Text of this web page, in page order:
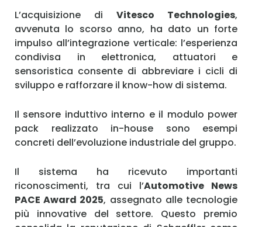
L’acquisizione di Vitesco Technologies,
avvenuta lo scorso anno, ha dato un forte
impulso all’integrazione verticale: l’esperienza
condivisa in elettronica, attuatori e
sensoristica consente di abbreviare i cicli di
sviluppo e rafforzare il know-how di sistema.
Il sensore induttivo interno e il modulo power
pack realizzato in-house sono esempi
concreti dell’evoluzione industriale del gruppo.
Il sistema ha ricevuto importanti
riconoscimenti, tra cui l’Automotive News
PACE Award 2025, assegnato alle tecnologie
più innovative del settore. Questo premio